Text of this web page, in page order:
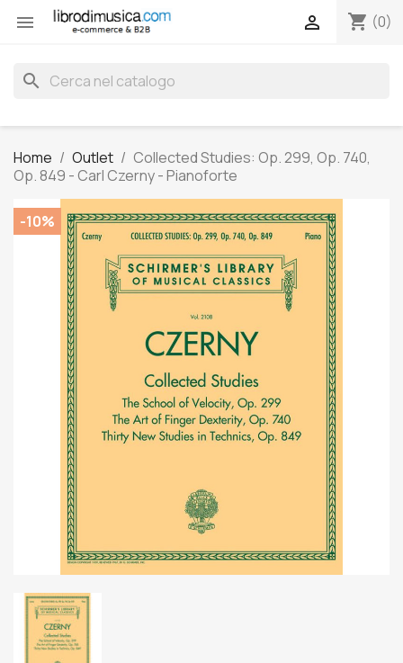
 shopping_cart (0)

search
Home Outlet
Collected Studies: Op. 299, Op. 740,
Op. 849 - Carl Czerny - Pianoforte
-10%